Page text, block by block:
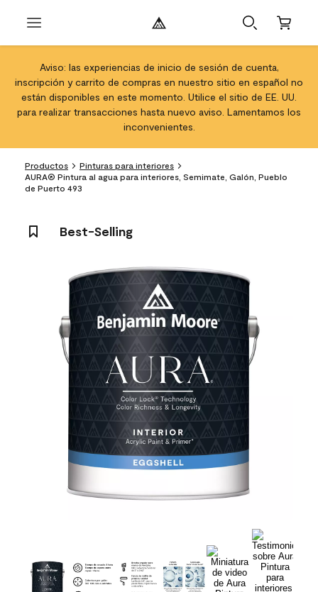
Aviso: las experiencias de inicio de sesión de cuenta,
inscripción y carrito de compras en nuestro sitio en español no
están disponibles en este momento. Utilice el sitio de EE. UU.
para realizar transacciones hasta nuevo aviso. Lamentamos los
inconvenientes.
Productos
Pinturas para interiores
AURA® Pintura al agua para interiores, Semimate, Galón, Pueblo
de Puerto 493
Best-Selling